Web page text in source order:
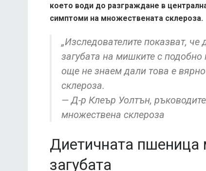
което води до разграждане в
симптоми на множествената склероза.
„Изследователите показват,
загубата на мишките с
още не знаем дали това е
склероза.
— Д-р Клеър Уолтън,
множествена склероза
Диетичната пшеница
загубата